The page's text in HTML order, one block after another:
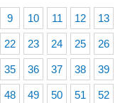
9 10 11 12 13
22 23 24 25 26
35 36 37 38 39
48 49 50 51 52